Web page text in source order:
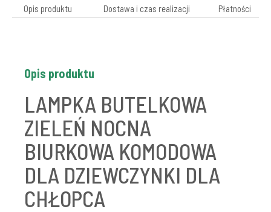
Opis produktu Dostawa i czas realizacji Płatności
Opis produktu
LAMPKA BUTELKOWA
ZIELEŃ NOCNA
BIURKOWA KOMODOWA
DLA DZIEWCZYNKI DLA
CHŁOPCA